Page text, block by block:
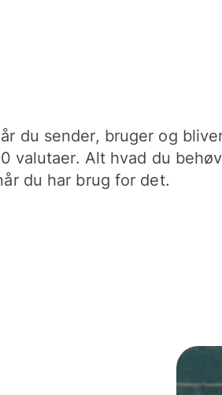
du sender, bruger og
valutaer. Alt hvad du
du har brug for det.